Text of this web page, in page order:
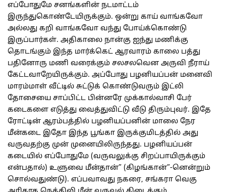
எப்போதுமே சனங்களின் நடமாட்டம்
இருந்துகொண்டேயிருக்கும். ஒன்று காய் வாங்கவோ
அல்லது கறி வாங்கவோ வந்து போய்க்கொண்டு
இருப்பார்கள். அதிகாலை நான்கு ஐந்து மணிக்கு
தொடங்கும் இந்த மார்க்கெட் ஆரவாரம் காலை பத்து
பதினோரு மணி வரைக்கும் சலசலவென அருவி நீராய்
கேட்டவாறேயிருக்கும். அப்போது பழனியப்பன் மனைவி
மாரம்மாள் வீட்டில் சுட்டுக் கொண்டுவரும் இட்லி
தோசையை சாப்பிட்ட பின்னரே முக்கால்வாசி பேர்
கடைகளை எடுத்து வைத்துவிட்டு வீடு திரும்புவர். இதே
ரோட்டின் ஆரம்பத்தில் பழனியப்பனின் மாலை நேர
மீன்கடை இதோ இந்த பூங்கா இருக்குமிடத்தில் அது
வருவதற்கு முன் முனையிலிருந்தது. பழனியப்பன்
கடையில் எப்போதுமே (வருவலுக்கு சிறப்பாயிருக்கும்
என்பதால்) உளுவை மீன்தான்” (கிழங்கான்”-னென்றும்
சொல்வதுண்டு). எப்பவாவது நகரை, சங்கரா வெகு